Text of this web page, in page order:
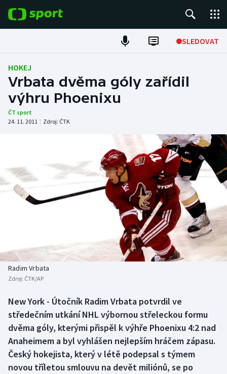
SLEDOVAT
Fotbal
Hokej
Tenis
Cyklistika
DALŠÍ SPORTY
Basketbal
Biatlon
Boby a skeleton
Box
Curling
Historické návraty
Aplikace ČT sport
AZ kvíz
HOKEJ
Vrbata dvěma góly zařídil
výhru Phoenixu
ČT sport
24. 11. 2011 | Zdroj: ČTK
Radim Vrbata
Zdroj: ČTK/AP
New York - Útočník Radim Vrbata potvrdil ve
středečním utkání NHL výbornou střeleckou formu
dvěma góly, kterými přispěl k výhře Phoenixu 4:2 nad
Anaheimem a byl vyhlášen nejlepším hráčem zápasu.
Český hokejista, který v létě podepsal s týmem
novou tříletou smlouvu na devět miliónů, se po